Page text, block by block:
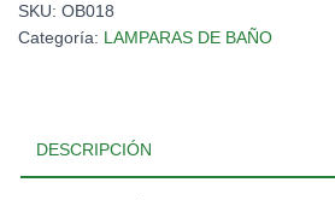
SKU: OB018
Categoría: LAMPARAS DE BAÑO
DESCRIPCIÓN